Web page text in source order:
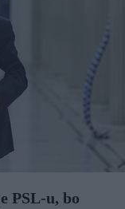
PSL-u, bo